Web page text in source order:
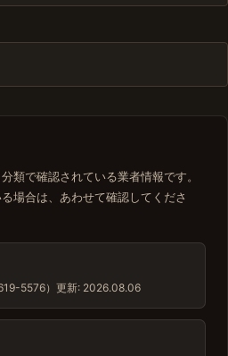
類で確認されている業者情報です。
場合は、あわせて確認してくださ
5576） 更新: 2026.08.06